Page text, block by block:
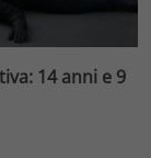
14 anni e 9